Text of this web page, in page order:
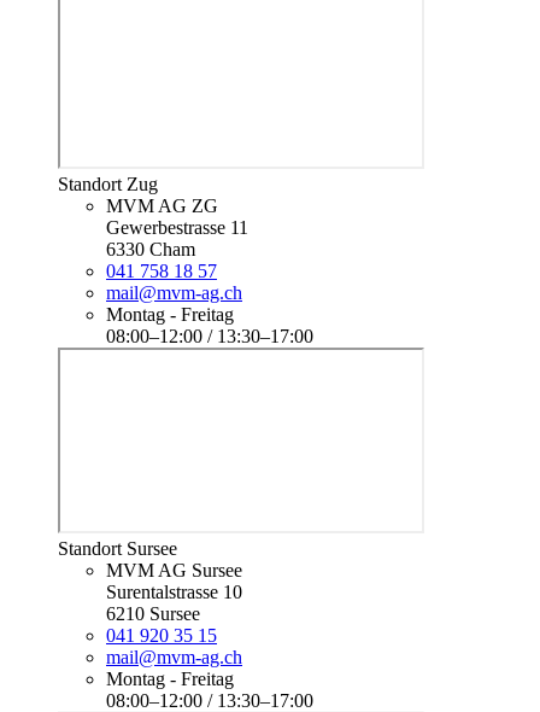
Standort Zug
MVM AG ZG
Gewerbestrasse 11
6330 Cham
041 758 18 57
mail@mvm-ag.ch
Montag - Freitag
08:00–12:00 / 13:30–17:00
Standort Sursee
MVM AG Sursee
Surentalstrasse 10
6210 Sursee
041 920 35 15
mail@mvm-ag.ch
Montag - Freitag
08:00–12:00 / 13:30–17:00